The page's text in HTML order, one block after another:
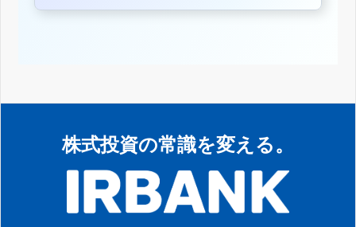
株式投資の常識を変える。